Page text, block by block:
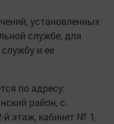
установленных
службе, для
и ее
по адресу:
район, с.
й этаж, кабинет № 1,